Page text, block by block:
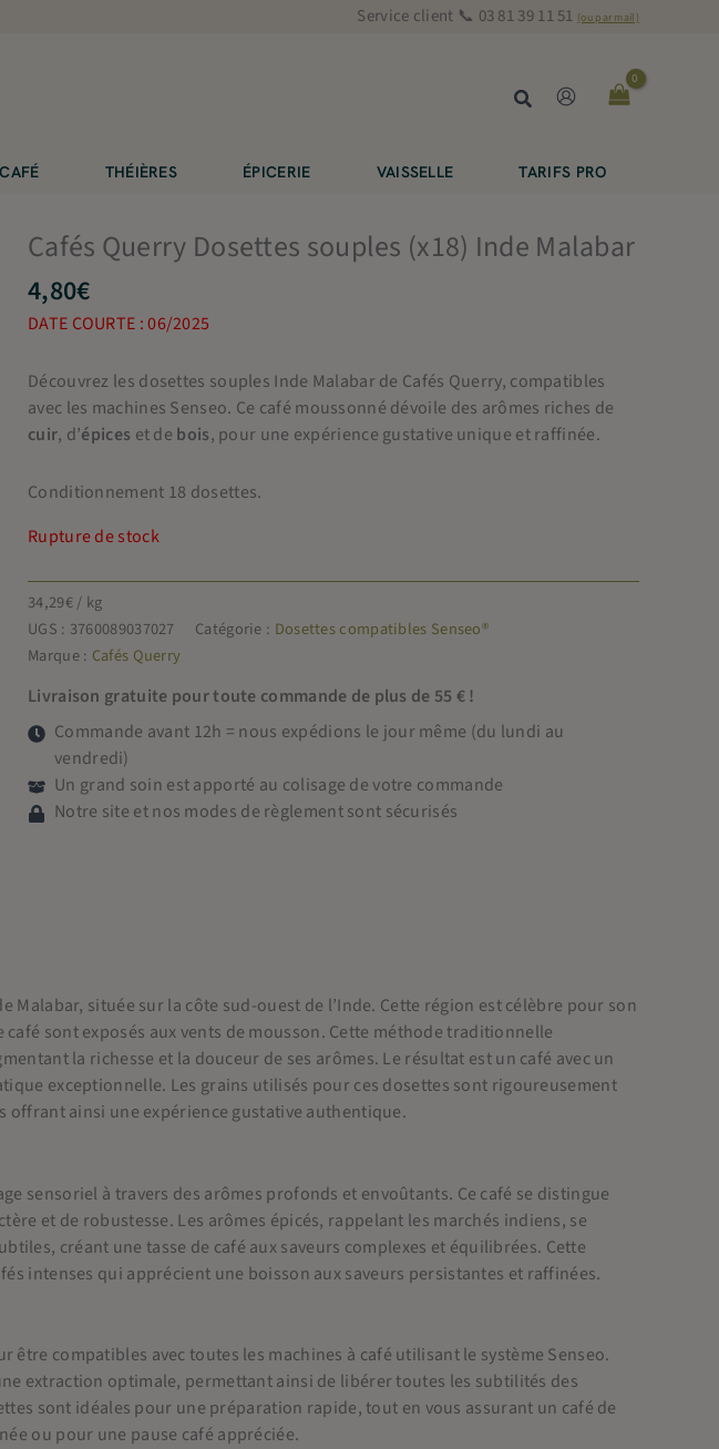
Service client 📞 03 81 39 11 51 (ou par mail)
Rechercher
THÉIÈRES ÉPICERIE VAISSELLE TARIFS PRO
Cafés Querry Dosettes souples (x18) Inde Malabar
4,80€
DATE COURTE : 06/2025
Découvrez les dosettes souples Inde Malabar de Cafés Querry, compatibles
avec les machines Senseo. Ce café moussonné dévoile des arômes riches de
cuir, d’épices et de bois, pour une expérience gustative unique et raffinée.
Conditionnement 18 dosettes.
Rupture de stock
34,29€/ kg
UGS : 3760089037027 Catégorie : Dosettes compatibles Senseo®
Marque : Cafés Querry
Livraison gratuite pour toute commande de plus de 55 € !
Commande avant 12h = nous expédions le jour même (du lundi au
vendredi)
Un grand soin est apporté au colisage de votre commande
Notre site et nos modes de règlement sont sécurisés
Malabar, située sur la côte sud-ouest de l’Inde. Cette région est célèbre pour son
sont exposés aux vents de mousson. Cette méthode traditionnelle
la richesse et la douceur de ses arômes. Le résultat est un café avec un
exceptionnelle. Les grains utilisés pour ces dosettes sont rigoureusement
ainsi une expérience gustative authentique.
sensoriel à travers des arômes profonds et envoûtants. Ce café se distingue
et de robustesse. Les arômes épicés, rappelant les marchés indiens, se
créant une tasse de café aux saveurs complexes et équilibrées. Cette
intenses qui apprécient une boisson aux saveurs persistantes et raffinées.
être compatibles avec toutes les machines à café utilisant le système Senseo.
extraction optimale, permettant ainsi de libérer toutes les subtilités des
sont idéales pour une préparation rapide, tout en vous assurant un café de
ou pour une pause café appréciée.